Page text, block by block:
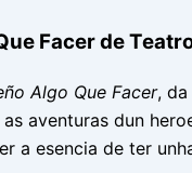
Facer de
Algo Que Facer,
aventuras dun
a esencia de ter